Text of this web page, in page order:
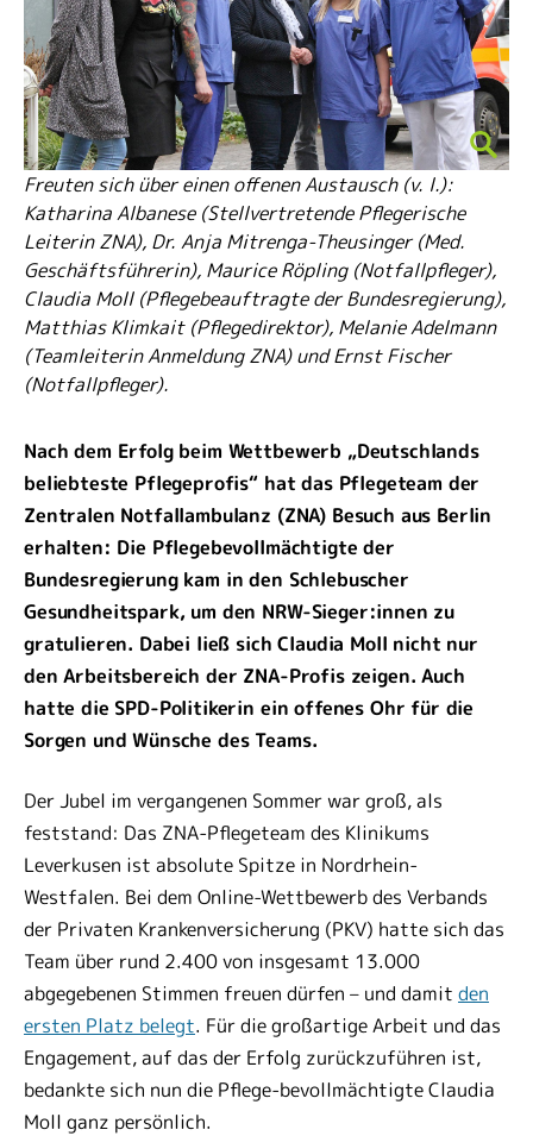
Freuten sich über einen offenen Austausch (v. l.):
Katharina Albanese (Stellvertretende Pflegerische
Leiterin ZNA), Dr. Anja Mitrenga-Theusinger (Med.
Geschäftsführerin), Maurice Röpling (Notfallpfleger),
Claudia Moll (Pflegebeauftragte der Bundesregierung),
Matthias Klimkait (Pflegedirektor), Melanie Adelmann
(Teamleiterin Anmeldung ZNA) und Ernst Fischer
(Notfallpfleger).
Nach dem Erfolg beim Wettbewerb „Deutschlands
beliebteste Pflegeprofis“ hat das Pflegeteam der
Zentralen Notfallambulanz (ZNA) Besuch aus Berlin
erhalten: Die Pflegebevollmächtigte der
Bundesregierung kam in den Schlebuscher
Gesundheitspark, um den NRW-Sieger:innen zu
gratulieren. Dabei ließ sich Claudia Moll nicht nur
den Arbeitsbereich der ZNA-Profis zeigen. Auch
hatte die SPD-Politikerin ein offenes Ohr für die
Sorgen und Wünsche des Teams.
Der Jubel im vergangenen Sommer war groß, als
feststand: Das ZNA-Pflegeteam des Klinikums
Leverkusen ist absolute Spitze in Nordrhein-
Westfalen. Bei dem Online-Wettbewerb des Verbands
der Privaten Krankenversicherung (PKV) hatte sich das
Team über rund 2.400 von insgesamt 13.000
abgegebenen Stimmen freuen dürfen – und damit den
ersten Platz belegt. Für die großartige Arbeit und das
Engagement, auf das der Erfolg zurückzuführen ist,
bedankte sich nun die Pflege-bevollmächtigte Claudia
Moll ganz persönlich.